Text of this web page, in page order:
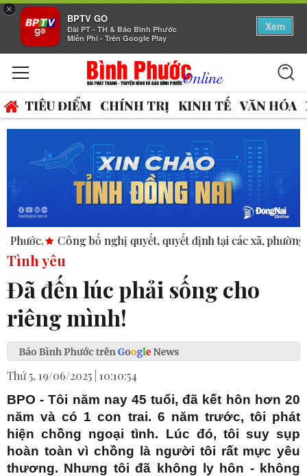
×
BPTV GO
Đài PT - TH & Báo Bình Phước
Miễn Phí - Trên Google Play
Xem
TIÊU ĐIỂM CHÍNH TRỊ KINH TẾ VĂN HÓA
bố nghị quyết, quyết định tại các xã, phường. ASEAN
Tình yêu
Đã đến lúc phải sống cho
riêng mình!
Thứ 5, 19/06/2025 | 10:10:54
BPO - Tôi năm nay 45 tuổi, đã kết hôn hơn 20
năm và có 1 con trai. 6 năm trước, tôi phát
hiện chồng ngoại tình. Lúc đó, tôi suy sụp
hoàn toàn vì chồng là người tôi rất mực yêu
thương. Nhưng tôi đã không ly hôn - không